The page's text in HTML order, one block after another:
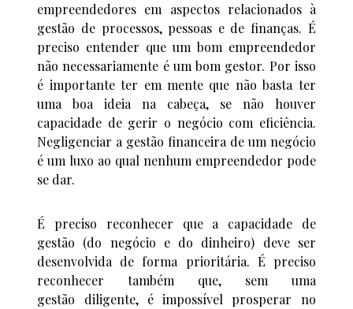
empreendedores em aspectos relacionados à
gestão de processos, pessoas e de finanças. É
preciso entender que um bom empreendedor
não necessariamente é um bom gestor. Por isso
é importante ter em mente que não basta ter
uma boa ideia na cabeça, se não houver
capacidade de gerir o negócio com eficiência.
Negligenciar a gestão financeira de um negócio
é um luxo ao qual nenhum empreendedor pode
se dar.
É preciso reconhecer que a capacidade de
gestão (do negócio e do dinheiro) deve ser
desenvolvida de forma prioritária. É preciso
reconhecer também que, sem uma
gestão diligente, é impossível prosperar no